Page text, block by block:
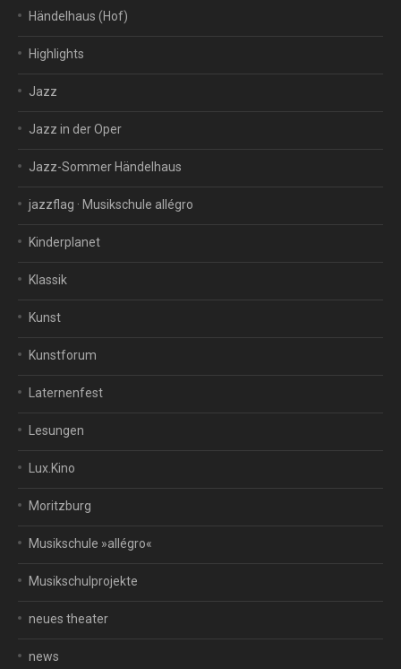
Händelhaus (Hof)
Highlights
Jazz
Jazz in der Oper
Jazz-Sommer Händelhaus
jazzflag · Musikschule allégro
Kinderplanet
Klassik
Kunst
Kunstforum
Laternenfest
Lesungen
Lux.Kino
Moritzburg
Musikschule »allégro«
Musikschulprojekte
neues theater
news